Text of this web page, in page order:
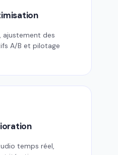
ajustement des
A/B et pilotage
temps réel,